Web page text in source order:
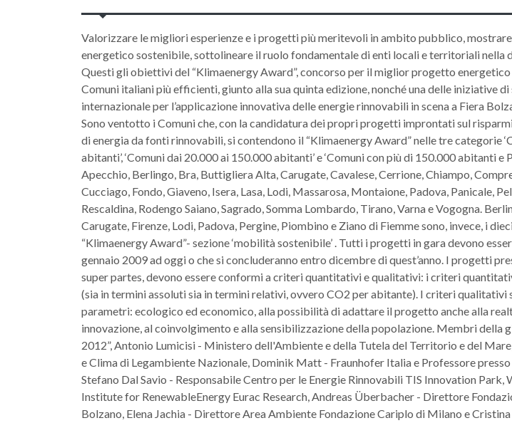
Valorizzare le migliori esperienze e i progetti più meritevoli in ambito pubblico,
energetico sostenibile, sottolineare il ruolo fondamentale di enti locali e territoriali nella
Questi gli obiettivi del “Klimaenergy Award”, concorso per il miglior progetto
Comuni italiani più efficienti, giunto alla sua quinta edizione, nonché una delle iniziative
internazionale per l’applicazione innovativa delle energie rinnovabili in scena a Fiera
Sono ventotto i Comuni che, con la candidatura dei propri progetti improntati sul
di energia da fonti rinnovabili, si contendono il “Klimaenergy Award” nelle tre categorie
abitanti’, ‘Comuni dai 20.000 ai 150.000 abitanti’ e ‘Comuni con più di 150.000 abitanti e
Apecchio, Berlingo, Bra, Buttigliera Alta, Carugate, Cavalese, Cerrione, Chiampo,
Cucciago, Fondo, Giaveno, Isera, Lasa, Lodi, Massarosa, Montaione, Padova, Panicale,
Rescaldina, Rodengo Saiano, Sagrado, Somma Lombardo, Tirano, Varna e Vogogna.
Carugate, Firenze, Lodi, Padova, Pergine, Piombino e Ziano di Fiemme sono, invece, i
“Klimaenergy Award”- sezione ‘mobilità sostenibile’ . Tutti i progetti in gara devono
gennaio 2009 ad oggi o che si concluderanno entro dicembre di quest’anno. I progetti
super partes, devono essere conformi a criteri quantitativi e qualitativi: i criteri
(sia in termini assoluti sia in termini relativi, ovvero CO2 per abitante). I criteri qualitativi
parametri: ecologico ed economico, alla possibilità di adattare il progetto anche alla
innovazione, al coinvolgimento e alla sensibilizzazione della popolazione. Membri della
2012”, Antonio Lumicisi - Ministero dell'Ambiente e della Tutela del Territorio e del
e Clima di Legambiente Nazionale, Dominik Matt - Fraunhofer Italia e Professore
Stefano Dal Savio - Responsabile Centro per le Energie Rinnovabili TIS Innovation
Institute for RenewableEnergy Eurac Research, Andreas Überbacher - Direttore
Bolzano, Elena Jachia - Direttore Area Ambiente Fondazione Cariplo di Milano e